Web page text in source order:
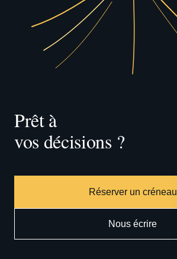
Prêt à
tracer
vos décisions ?
Réserver un créneau
Nous écrire